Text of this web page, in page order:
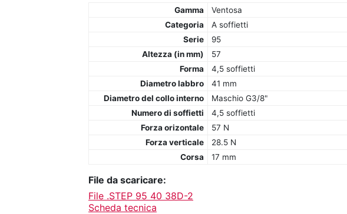
Gamma
Ventosa
Categoria
A soffietti
Serie
95
Altezza (in mm)
57
Forma
4,5 soffietti
Diametro labbro
41 mm
Diametro del collo interno
Maschio G3/8"
Numero di soffietti
4,5 soffietti
Forza orizontale
57 N
Forza verticale
28.5 N
Corsa
17 mm
File da scaricare:
File .STEP 95 40 38D-2
Scheda tecnica